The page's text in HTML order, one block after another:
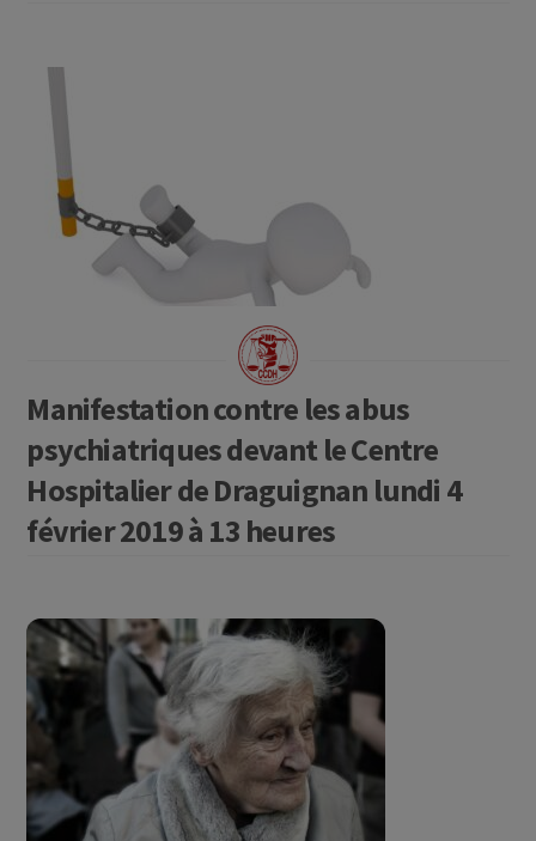
Manifestation contre les abus
psychiatriques devant le Centre
Hospitalier de Draguignan lundi 4
février 2019 à 13 heures